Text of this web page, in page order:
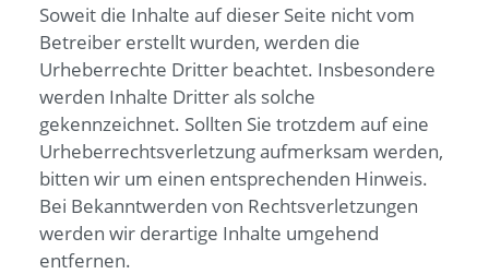
Soweit die Inhalte auf dieser Seite nicht vom
Betreiber erstellt wurden, werden die
Urheberrechte Dritter beachtet. Insbesondere
werden Inhalte Dritter als solche
gekennzeichnet. Sollten Sie trotzdem auf eine
Urheberrechtsverletzung aufmerksam werden,
bitten wir um einen entsprechenden Hinweis.
Bei Bekanntwerden von Rechtsverletzungen
werden wir derartige Inhalte umgehend
entfernen.